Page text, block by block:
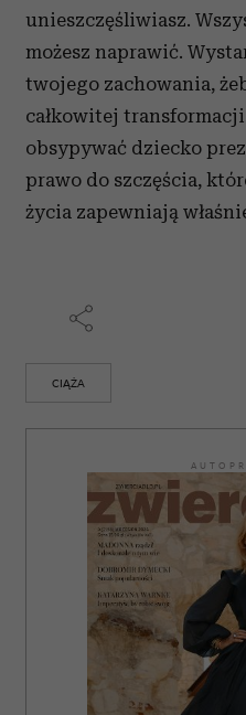
unieszczęśliwiasz.
możesz naprawić.
twojego zachowania,
całkowitej
obsypywać dziecko
prawo do szczęścia,
życia zapewniają
CIĄŻA